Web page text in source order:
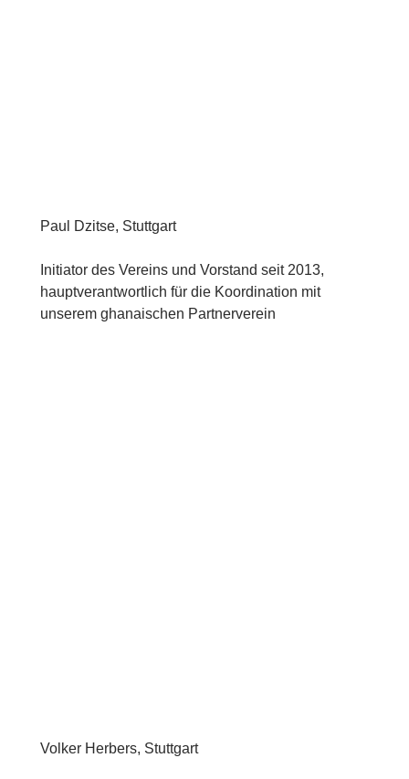
Paul Dzitse, Stuttgart
Initiator des Vereins und Vorstand seit 2013,
hauptverantwortlich für die Koordination mit
unserem ghanaischen Partnerverein
Volker Herbers, Stuttgart